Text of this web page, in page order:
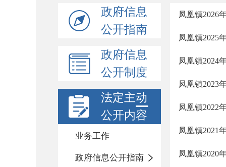
政府信息
公开指南
政府信息
公开制度
法定主动
公开内容
业务工作
政府信息公开指南
凤凰镇2026
凤凰镇2025
凤凰镇2024
凤凰镇2023
凤凰镇2022
凤凰镇2021
凤凰镇2020